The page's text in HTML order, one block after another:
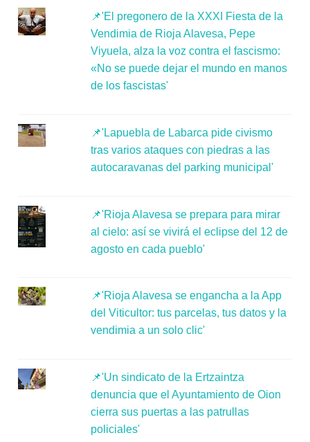
📌'El pregonero de la XXXI Fiesta de la
Vendimia de Rioja Alavesa, Pepe
Viyuela, alza la voz contra el fascismo:
«No se puede dejar el mundo en manos
de los fascistas'
📌'Lapuebla de Labarca pide civismo
tras varios ataques con piedras a las
autocaravanas del parking municipal'
📌'Rioja Alavesa se prepara para mirar
al cielo: así se vivirá el eclipse del 12 de
agosto en cada pueblo'
📌'Rioja Alavesa se engancha a la App
del Viticultor: tus parcelas, tus datos y la
vendimia a un solo clic'
📌'Un sindicato de la Ertzaintza
denuncia que el Ayuntamiento de Oion
cierra sus puertas a las patrullas
policiales'